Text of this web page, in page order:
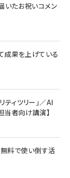
いたお祝いコメン
成果を上げている
ィツリー」／AI
当者向け講演】
料で使い倒す活